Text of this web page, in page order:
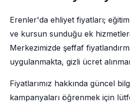
Erenler'da ehliyet fiyatları;
ve kursun sunduğu ek
Merkezimizde şeffaf
uygulanmakta, gizli ücret
Fiyatlarımız hakkında güncel
kampanyaları öğrenmek için